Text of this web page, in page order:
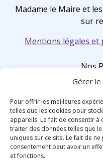
Gérer
Pour offrir les meilleures
telles que les cookies pour
appareils. Le fait de consentir
traiter des données telles que
uniques sur ce site. Le fait de
consentement peut avoir un
et fonctions.
Madame le Maire et
sur
Mentions légales et
Nos